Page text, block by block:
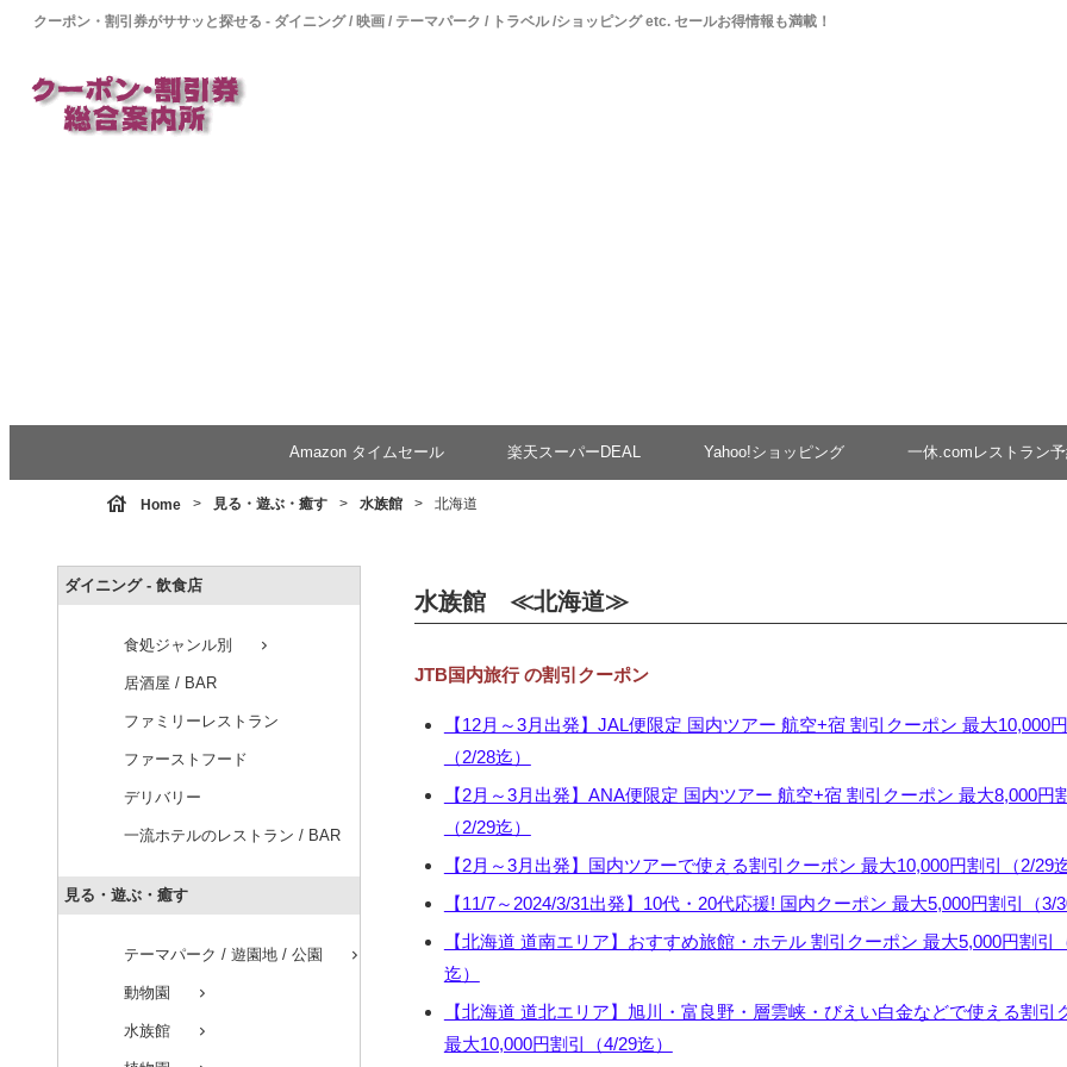
クーポン・割引券がササッと探せる - ダイニング / 映画 / テーマパーク / トラベル /ショッピング etc. セールお得情報も満載！
Amazon タイムセール 楽天スーパーDEAL Yahoo!ショッピング 一休.comレストラン
house Home 見る・遊ぶ・癒す 水族館 北海道
ダイニング - 飲食店
食処ジャンル別 chevron_right
居酒屋 / BAR
ファミリーレストラン
ファーストフード
デリバリー
一流ホテルのレストラン / BAR
見る・遊ぶ・癒す
テーマパーク / 遊園地 / 公園 chevron_right
動物園 chevron_right
水族館 chevron_right
水族館 ≪北海道≫
JTB国内旅行 の割引クーポン
【12月～3月出発】JAL便限定 国内ツアー 航空+宿 割引クーポン 最大10,000円
（2/28迄）
【2月～3月出発】ANA便限定 国内ツアー 航空+宿 割引クーポン 最大8,000円
（2/29迄）
【2月～3月出発】国内ツアーで使える割引クーポン 最大10,000円割引（2/29迄
【11/7～2024/3/31出発】10代・20代応援! 国内クーポン 最大5,000円割引（3/
【北海道 道南エリア】おすすめ旅館・ホテル 割引クーポン 最大5,000円割引
迄）
【北海道 道北エリア】旭川・富良野・層雲峡・びえい白金などで使える割引
最大10,000円割引（4/29迄）